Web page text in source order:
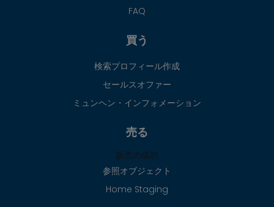
FAQ
買う
検索プロフィール作成
セールスオファー
ミュンヘン・インフォメーション
売る
販売の成功
参照オブジェクト
Home Staging